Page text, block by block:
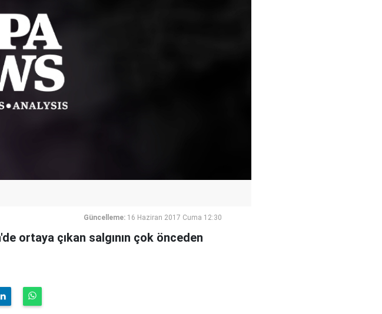
Güncelleme: 16 Haziran 2017 Cuma 12:30
ortaya çıkan salgının çok önceden